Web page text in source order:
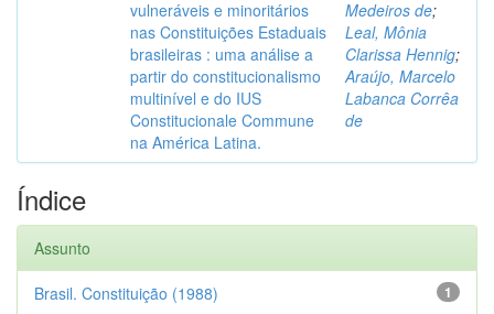
vulneráveis e minoritários
nas Constituições Estaduais
brasileiras : uma análise a
partir do constitucionalismo
multinível e do IUS
Constitucionale Commune
na América Latina.
Medeiros de;
Leal, Mônia
Clarissa Hennig;
Araújo, Marcelo
Labanca Corrêa
de
Índice
Assunto
1
Brasil. Constituição (1988)